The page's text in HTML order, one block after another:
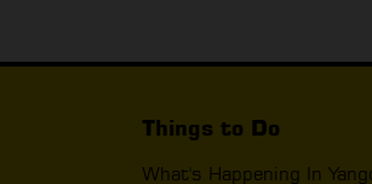
Things to Do
What's Happening In